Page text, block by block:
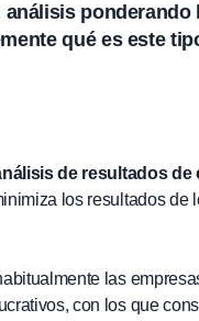
ponderando
qué es este
de resultados de
los resultados de
las
con los que